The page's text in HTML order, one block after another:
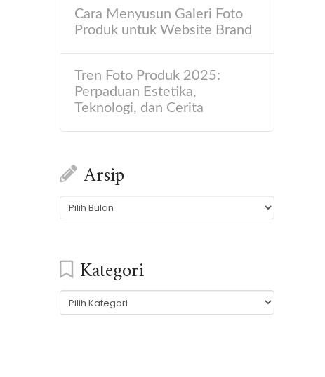
Cara Menyusun Galeri Foto
Produk untuk Website Brand
Tren Foto Produk 2025:
Perpaduan Estetika,
Teknologi, dan Cerita
Arsip
Arsip
Kategori
Kategori